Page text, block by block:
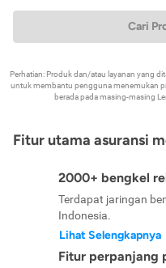
Cari
Perhatian: Produk dan/atau layanan yang
untuk membantu pengguna menemukan
berada pada masing-masing
Fitur utama asuransi
2000+ bengkel
Terdapat jaringan
Indonesia.
Lihat Selengkapnya
Fitur perpanjang